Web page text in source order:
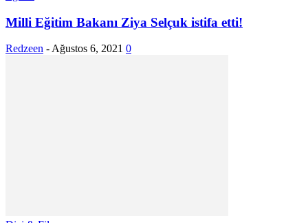
Milli Eğitim Bakanı Ziya Selçuk istifa etti!
Redzeen -Ağustos 6, 2021 0